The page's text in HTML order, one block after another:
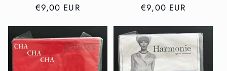
Normaler
€9,00 EUR
Normaler
€9,00 EUR